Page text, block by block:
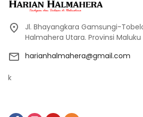
Jl. Bhayangkara Gamsungi-
Halmahera Utara. Provinsi Maluku
harianhalmahera@gmail.com
k